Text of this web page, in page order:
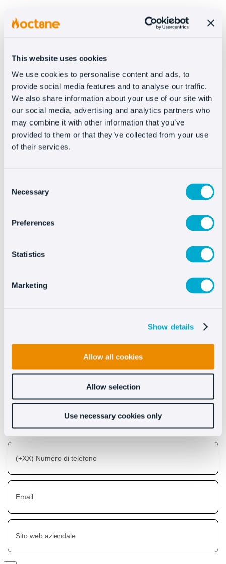
This website uses cookies
We use cookies to personalise content and ads, to
provide social media features and to analyse our traffic.
We also share information about your use of our site with
our social media, advertising and analytics partners who
may combine it with other information that you’ve
provided to them or that they’ve collected from your use
of their services.
Selection
Necessary
Preferences
Statistics
Marketing
Show details
Allow all cookies
Allow selection
Use necessary cookies only
Long-lived Token (si consiglia di utilizzare quello
please contact our technical team at
support@oct8ne.com.
Installare Oct8ne é
Scopri i benefici che
apporta Oct8ne